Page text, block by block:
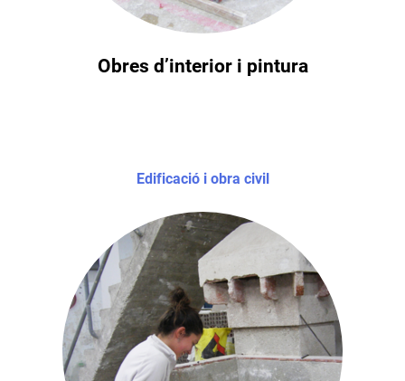
Obres d’interior i pintura
Edificació i obra civil